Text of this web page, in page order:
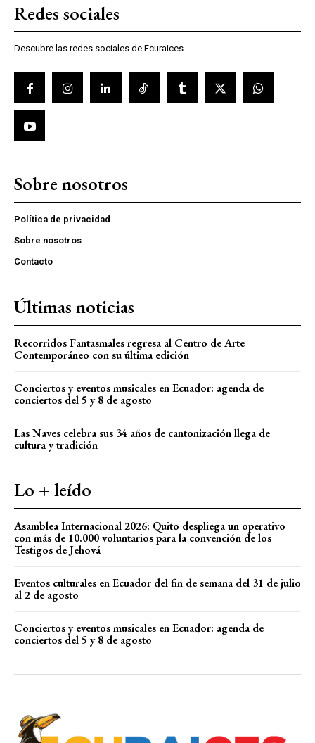
Redes sociales
Descubre las redes sociales de Ecuraices
Sobre nosotros
Política de privacidad
Sobre nosotros
Contacto
Últimas noticias
Recorridos Fantasmales regresa al Centro de Arte
Contemporáneo con su última edición
Conciertos y eventos musicales en Ecuador: agenda de
conciertos del 5 y 8 de agosto
Las Naves celebra sus 34 años de cantonización llega de
cultura y tradición
Lo + leído
Asamblea Internacional 2026: Quito despliega un operativo
con más de 10.000 voluntarios para la convención de los
Testigos de Jehová
Eventos culturales en Ecuador del fin de semana del 31 de julio
al 2 de agosto
Conciertos y eventos musicales en Ecuador: agenda de
conciertos del 5 y 8 de agosto